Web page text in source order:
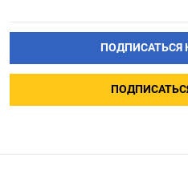
ПОДПИСАТЬСЯ
ПОДПИСАТЬСЯ